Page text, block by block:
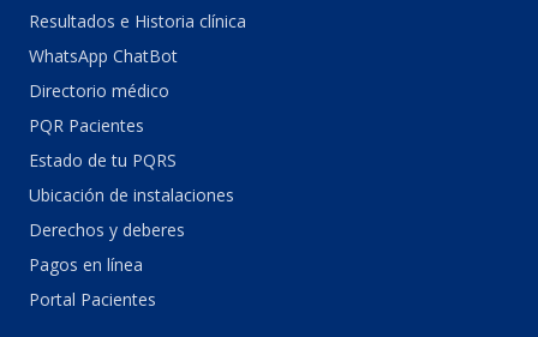
Resultados e Historia clínica
WhatsApp ChatBot
Directorio médico
PQR Pacientes
Estado de tu PQRS
Ubicación de instalaciones
Derechos y deberes
Pagos en línea
Portal Pacientes